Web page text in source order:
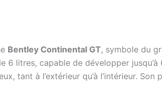
Bentley Continental GT, symbole du
litres, capable de développer jusqu’à
tant à l’extérieur qu’à l’intérieur. Son